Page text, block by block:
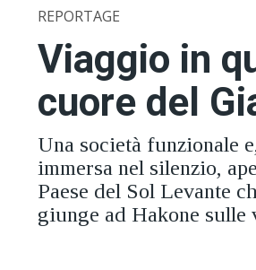
REPORTAGE
Viaggio in
cuore del
Una società funzionale
immersa nel silenzio,
Paese del Sol Levante
giunge ad Hakone sulle